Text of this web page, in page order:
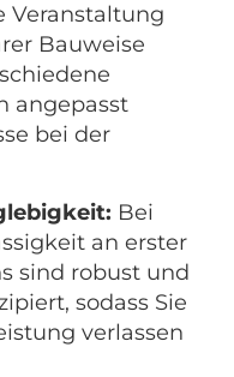
Veranstaltung
Bauweise
angepasst
bei der
Bei
an erster
sind robust und
sodass Sie
verlassen